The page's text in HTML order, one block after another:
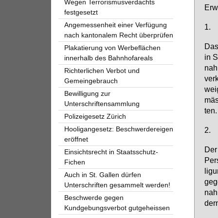
1.
in
ten.
2.
Wegen Terrorismusverdachts
festgesetzt
Angemessenheit einer Verfügung
nach kantonalem Recht überprüfen
Plakatierung von Werbeflächen
innerhalb des Bahnhofareals
Richterlichen Verbot und
Gemeingebrauch
Bewilligung zur
Unterschriftensammlung
Polizeigesetz Zürich
Hooligangesetz: Beschwerdereigen
eröffnet
Einsichtsrecht in Staatsschutz-
Fichen
Auch in St. Gallen dürfen
Unterschriften gesammelt werden!
Beschwerde gegen
Kundgebungsverbot gutgeheissen